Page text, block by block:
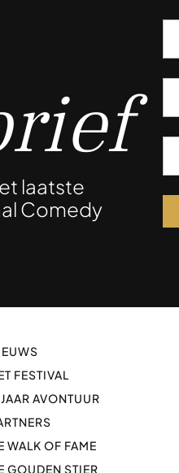
laatste
Comedy
FESTIVAL
JAAR AVONTUUR
WALK OF FAME
GOUDEN STIER